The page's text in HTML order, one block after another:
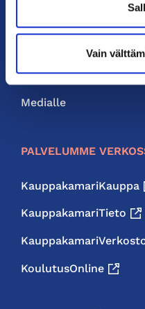
Vain
Neuvonta ja palvelut
Jäsenedut
Medialle
PALVELUMME
KauppakamariKauppa
KauppakamariTieto
KoulutusOnline